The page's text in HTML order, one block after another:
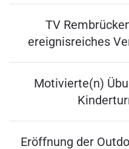
TV
ereignisreiches
Motivierte(n)
Eröffnung der